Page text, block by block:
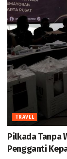
TRAVEL
Pilkada Tanpa
Pengganti